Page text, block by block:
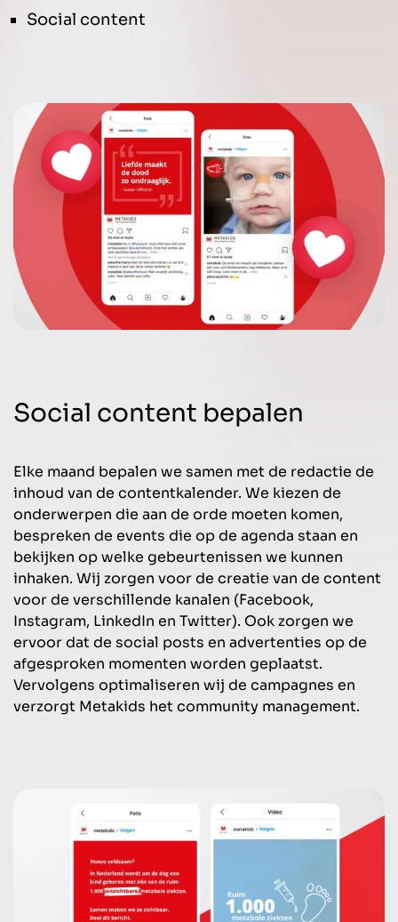
Social content
Social content bepalen
Elke maand bepalen we samen met de redactie de
inhoud van de contentkalender. We kiezen de
onderwerpen die aan de orde moeten komen,
bespreken de events die op de agenda staan en
bekijken op welke gebeurtenissen we kunnen
inhaken. Wij zorgen voor de creatie van de content
voor de verschillende kanalen (Facebook,
Instagram, LinkedIn en Twitter). Ook zorgen we
ervoor dat de social posts en advertenties op de
afgesproken momenten worden geplaatst.
Vervolgens optimaliseren wij de campagnes en
verzorgt Metakids het community management.